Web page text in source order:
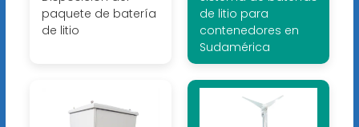
paquete de batería
de litio
de litio para
contenedores en
Sudamérica